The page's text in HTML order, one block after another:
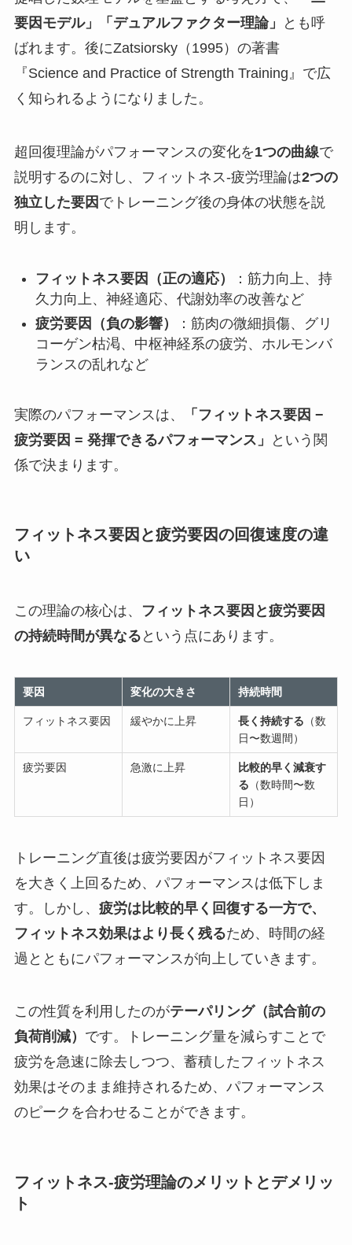
要因モデル」「デュアルファクター理論」
とも呼
ばれます。後にZatsiorsky（1995）の著書
『Science and Practice of Strength Training』で広
く知られるようになりました。
超回復理論がパフォーマンスの変化を1つの曲線で
説明するのに対し、フィットネス-疲労理論は2つの
独立した要因 でトレーニング後の身体の状態を説
明します。
フィットネス要因（正の適応）
：筋力向上、持
久力向上、神経適応、代謝効率の改善など
疲労要因（負の影響）
：筋肉の微細損傷、グリ
コーゲン枯渇、中枢神経系の疲労、ホルモンバ
ランスの乱れなど
実際のパフォーマンスは、
「フィットネス要因 −
疲労要因 = 発揮できるパフォーマンス」
という関
係で決まります。
フィットネス要因と疲労要因の回復速度の違
い
この理論の核心は、
フィットネス要因と疲労要因
の持続時間が異なる という点にあります。
要因 変化の大きさ 持続時間
フィットネス要因 緩やかに上昇 長く持続する （数
日〜数週間）
疲労要因 急激に上昇
比較的早く減衰す
る （数時間〜数
日）
トレーニング直後は疲労要因がフィットネス要因
を大きく上回るため、パフォーマンスは低下しま
す。しかし、 疲労は比較的早く回復する一方で、
フィットネス効果はより長く残るため、時間の経
過とともにパフォーマンスが向上していきます。
この性質を利用したのがテーパリング（試合前の
負荷削減） です。トレーニング量を減らすことで
疲労を急速に除去しつつ、蓄積したフィットネス
効果はそのまま維持されるため、パフォーマンス
のピークを合わせることができます。
フィットネス-疲労理論のメリットとデメリッ
ト